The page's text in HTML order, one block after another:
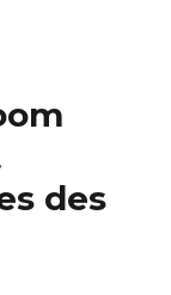
des